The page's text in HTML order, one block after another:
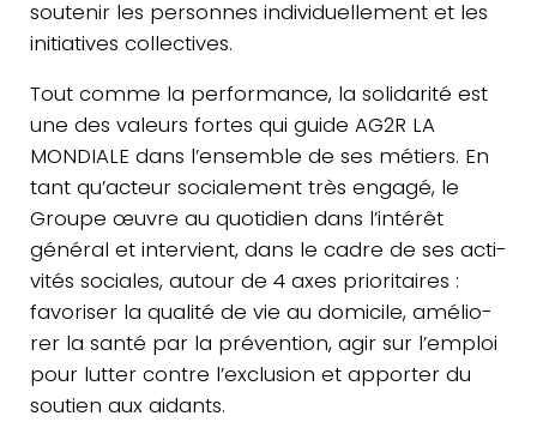
sou­te­nir les per­sonnes indi­vi­duel­le­ment et les
ini­tia­tives collectives.
Tout comme la per­for­mance, la soli­da­ri­té est
une des valeurs fortes qui guide AG2R LA
MONDIALE dans l’ensemble de ses métiers. En
tant qu’acteur socia­le­ment très engagé, le
Groupe œuvre au quo­ti­dien dans l’intérêt
général et inter­vient, dans le cadre de ses acti­
vi­tés sociales, autour de 4 axes prio­ri­taires :
favo­ri­ser la qualité de vie au domi­cile, amé­lio­
rer la santé par la pré­ven­tion, agir sur l’emploi
pour lutter contre l’exclusion et appor­ter du
soutien aux aidants.